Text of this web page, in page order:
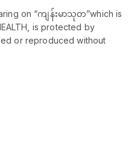
on “ကျန်းမာသုတ”which is
is protected by
or reproduced without